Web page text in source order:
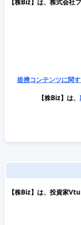
【株Biz】は、株式会社
提携コンテンツに関
【株Biz】は、
【株Biz】は、投資家